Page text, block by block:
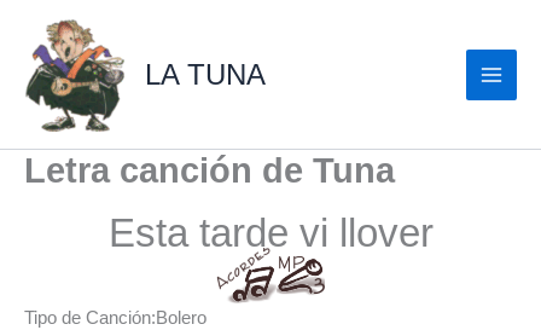
contenido
LA TUNA
Letra canción de Tuna
Esta tarde vi llover
Tipo de Canción:Bolero